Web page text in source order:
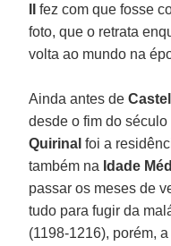
fez com que fosse
foto, que o retrata
volta ao mundo na
Ainda antes de
desde o fim do
Quirinal foi a
também na Idade
passar os meses de
tudo para fugir da
(1198-1216), porém,